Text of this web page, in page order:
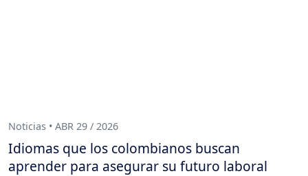
Noticias • ABR 29 / 2026
Idiomas que los colombianos buscan
aprender para asegurar su futuro laboral